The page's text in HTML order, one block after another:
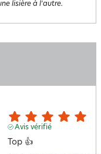
lisière à l'autre.
Avis vérifié
Top 👍